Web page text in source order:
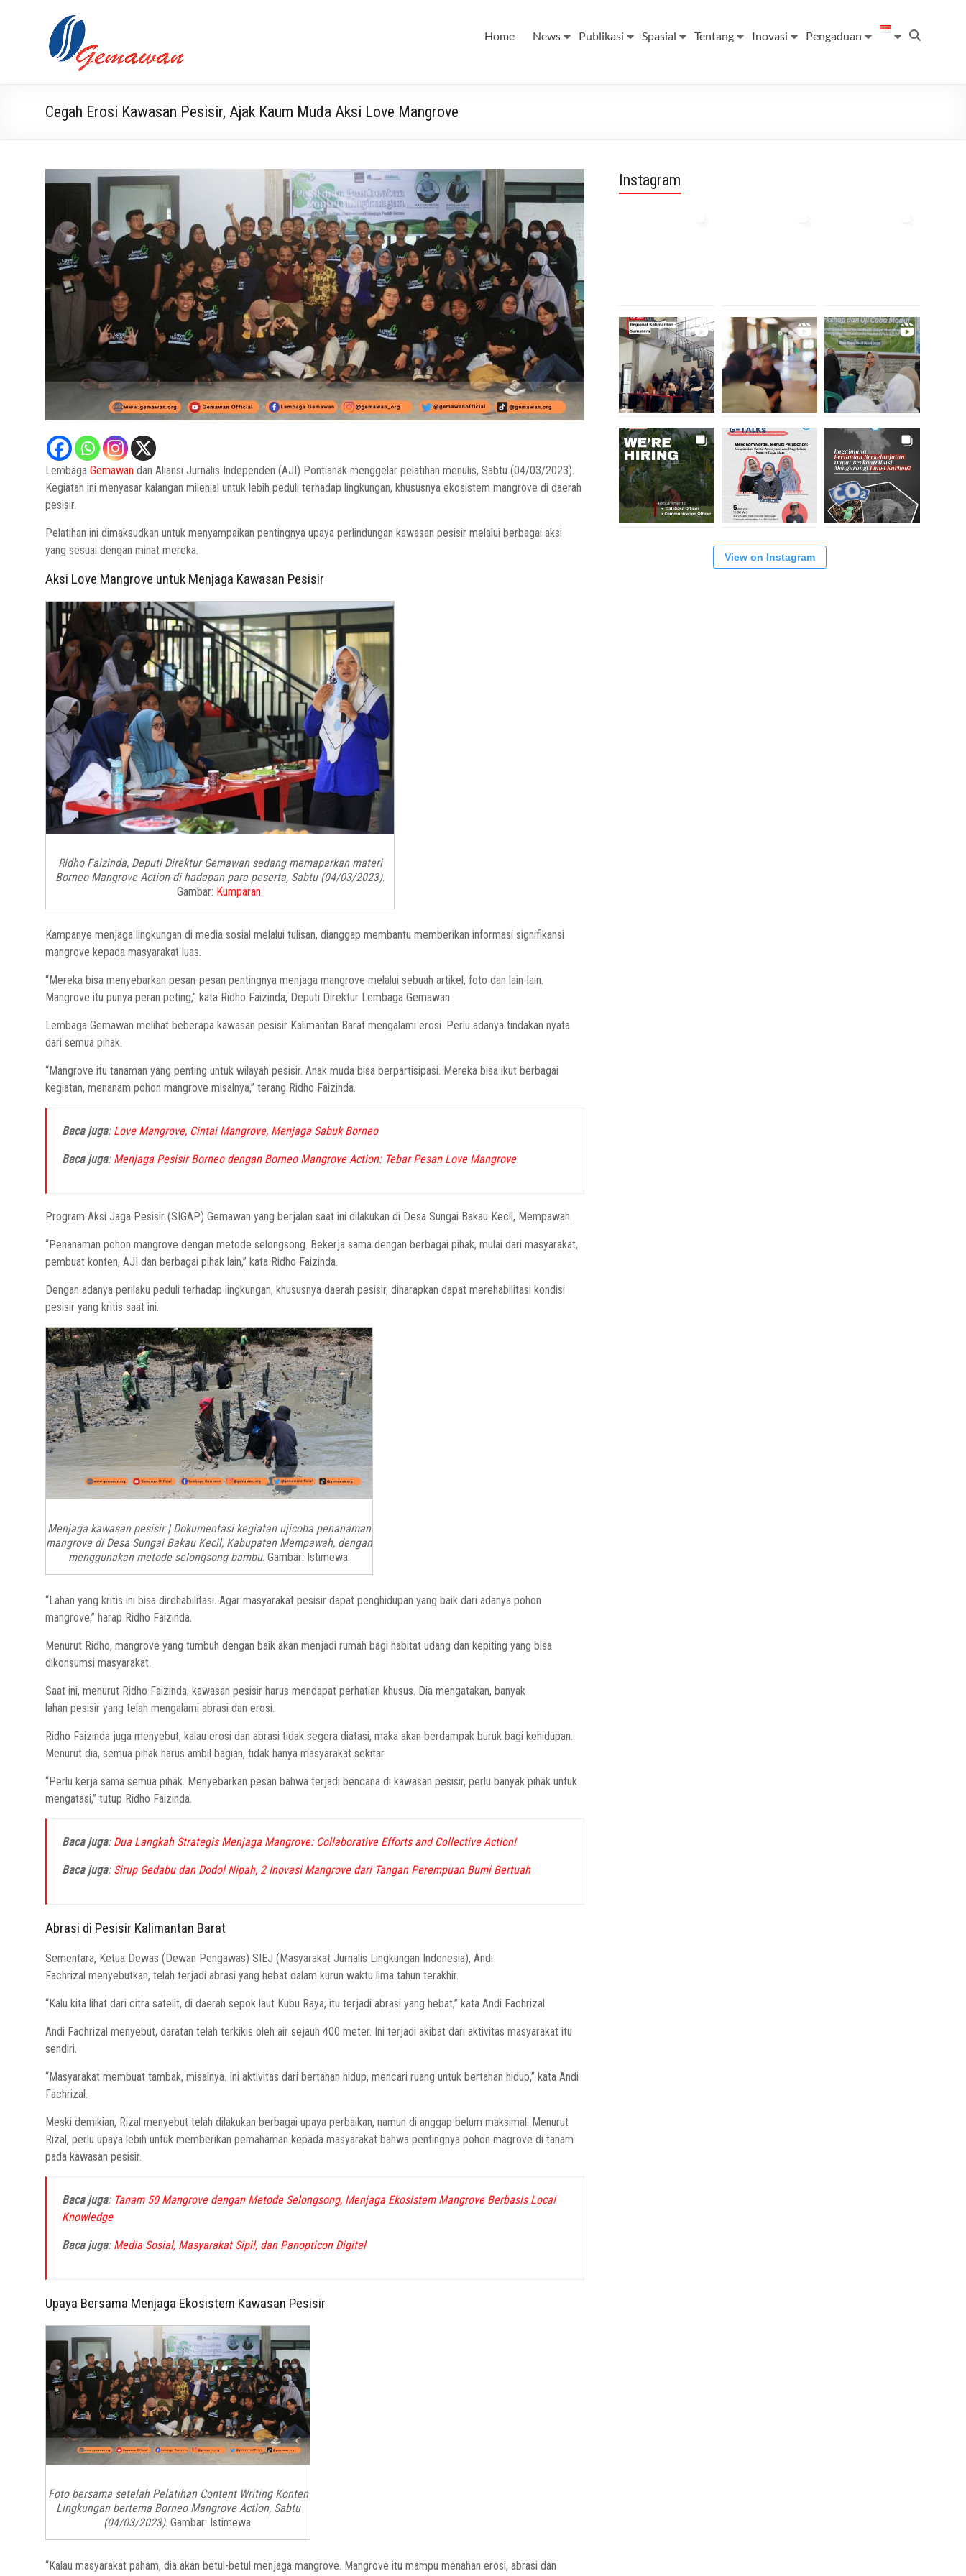
Lembaga
Gemawan
Masyarakat
Swadaya
dan Mandiri
Home News Publikasi Spasial Tentang Inovasi Pengaduan
Cegah Erosi Kawasan Pesisir, Ajak Kaum Muda Aksi Love Mangrove
Lembaga Gemawan dan Aliansi Jurnalis Independen (AJI) Pontianak menggelar pelatihan menulis, Sabtu (04/03/2023).
Kegiatan ini menyasar kalangan milenial untuk lebih peduli terhadap lingkungan, khususnya ekosistem mangrove di daerah
pesisir.
Pelatihan ini dimaksudkan untuk menyampaikan pentingnya upaya perlindungan kawasan pesisir melalui berbagai aksi
yang sesuai dengan minat mereka.
Aksi Love Mangrove untuk Menjaga Kawasan Pesisir
Ridho Faizinda, Deputi Direktur Gemawan sedang memaparkan materi
Borneo Mangrove Action di hadapan para peserta, Sabtu (04/03/2023).
Gambar: Kumparan.
Kampanye menjaga lingkungan di media sosial melalui tulisan, dianggap membantu memberikan informasi signifikansi
mangrove kepada masyarakat luas.
“Mereka bisa menyebarkan pesan-pesan pentingnya menjaga mangrove melalui sebuah artikel, foto dan lain-lain.
Mangrove itu punya peran peting,” kata Ridho Faizinda, Deputi Direktur Lembaga Gemawan.
Lembaga Gemawan melihat beberapa kawasan pesisir Kalimantan Barat mengalami erosi. Perlu adanya tindakan nyata
dari semua pihak.
“Mangrove itu tanaman yang penting untuk wilayah pesisir. Anak muda bisa berpartisipasi. Mereka bisa ikut berbagai
kegiatan, menanam pohon mangrove misalnya,” terang Ridho Faizinda.
Baca juga: Love Mangrove, Cintai Mangrove, Menjaga Sabuk Borneo
Baca juga: Menjaga Pesisir Borneo dengan Borneo Mangrove Action: Tebar Pesan Love Mangrove
Program Aksi Jaga Pesisir (SIGAP) Gemawan yang berjalan saat ini dilakukan di Desa Sungai Bakau Kecil, Mempawah.
“Penanaman pohon mangrove dengan metode selongsong. Bekerja sama dengan berbagai pihak, mulai dari masyarakat,
pembuat konten, AJI dan berbagai pihak lain,” kata Ridho Faizinda.
Dengan adanya perilaku peduli terhadap lingkungan, khususnya daerah pesisir, diharapkan dapat merehabilitasi kondisi
pesisir yang kritis saat ini.
Menjaga kawasan pesisir | Dokumentasi kegiatan ujicoba penanaman
mangrove di Desa Sungai Bakau Kecil, Kabupaten Mempawah, dengan
menggunakan metode selongsong bambu. Gambar: Istimewa.
“Lahan yang kritis ini bisa direhabilitasi. Agar masyarakat pesisir dapat penghidupan yang baik dari adanya pohon
mangrove,” harap Ridho Faizinda.
Menurut Ridho, mangrove yang tumbuh dengan baik akan menjadi rumah bagi habitat udang dan kepiting yang bisa
dikonsumsi masyarakat.
Saat ini, menurut Ridho Faizinda, kawasan pesisir harus mendapat perhatian khusus. Dia mengatakan, banyak
lahan pesisir yang telah mengalami abrasi dan erosi.
Ridho Faizinda juga menyebut, kalau erosi dan abrasi tidak segera diatasi, maka akan berdampak buruk bagi kehidupan.
Menurut dia, semua pihak harus ambil bagian, tidak hanya masyarakat sekitar.
“Perlu kerja sama semua pihak. Menyebarkan pesan bahwa terjadi bencana di kawasan pesisir, perlu banyak pihak untuk
mengatasi,” tutup Ridho Faizinda.
Baca juga: Dua Langkah Strategis Menjaga Mangrove: Collaborative Efforts and Collective Action!
Baca juga: Sirup Gedabu dan Dodol Nipah, 2 Inovasi Mangrove dari Tangan Perempuan Bumi Bertuah
Abrasi di Pesisir Kalimantan Barat
Sementara, Ketua Dewas (Dewan Pengawas) SIEJ (Masyarakat Jurnalis Lingkungan Indonesia), Andi
Fachrizal menyebutkan, telah terjadi abrasi yang hebat dalam kurun waktu lima tahun terakhir.
“Kalu kita lihat dari citra satelit, di daerah sepok laut Kubu Raya, itu terjadi abrasi yang hebat,” kata Andi Fachrizal.
Andi Fachrizal menyebut, daratan telah terkikis oleh air sejauh 400 meter. Ini terjadi akibat dari aktivitas masyarakat itu
sendiri.
“Masyarakat membuat tambak, misalnya. Ini aktivitas dari bertahan hidup, mencari ruang untuk bertahan hidup,” kata Andi
Fachrizal.
Meski demikian, Rizal menyebut telah dilakukan berbagai upaya perbaikan, namun di anggap belum maksimal. Menurut
Rizal, perlu upaya lebih untuk memberikan pemahaman kepada masyarakat bahwa pentingnya pohon magrove di tanam
pada kawasan pesisir.
Baca juga: Tanam 50 Mangrove dengan Metode Selongsong, Menjaga Ekosistem Mangrove Berbasis Local
Knowledge
Baca juga: Media Sosial, Masyarakat Sipil, dan Panopticon Digital
Upaya Bersama Menjaga Ekosistem Kawasan Pesisir
Foto bersama setelah Pelatihan Content Writing Konten
Lingkungan bertema Borneo Mangrove Action, Sabtu
(04/03/2023). Gambar: Istimewa.
“Kalau masyarakat paham, dia akan betul-betul menjaga mangrove. Mangrove itu mampu menahan erosi, abrasi dan
Instagram
View on Instagram